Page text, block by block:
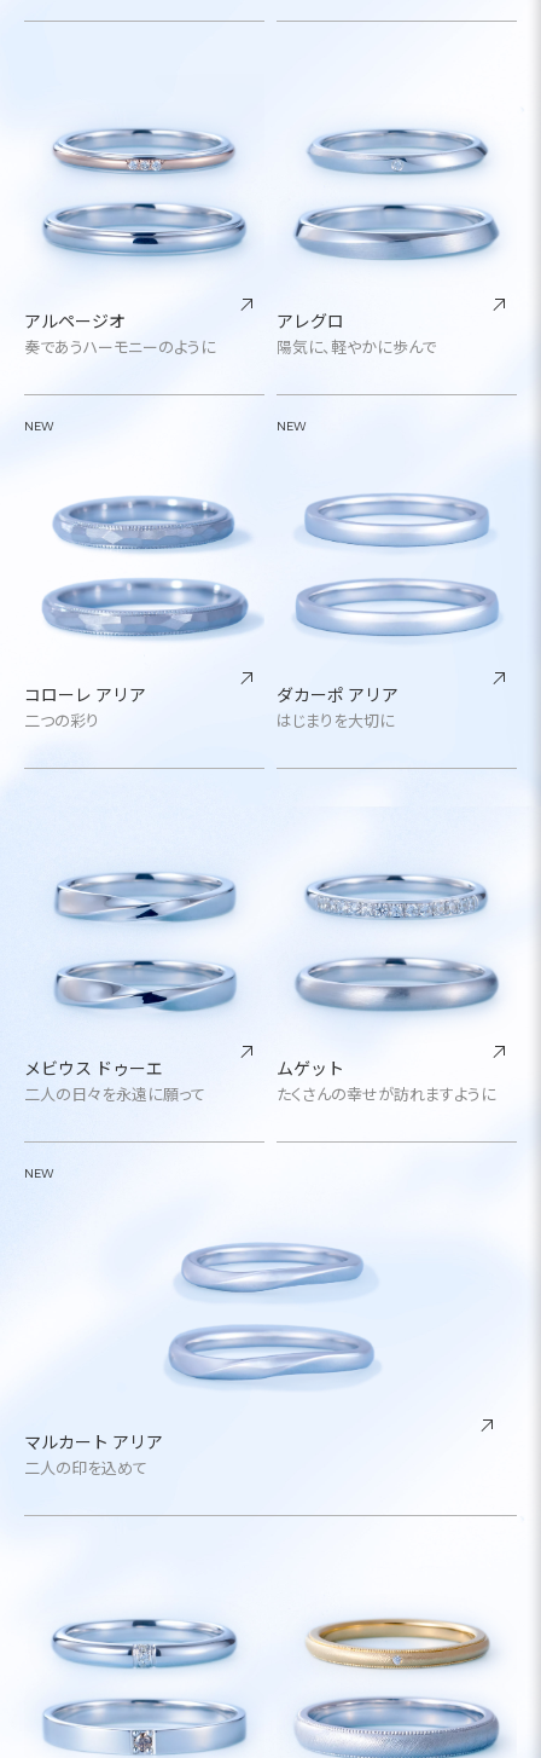
アルページオ
奏であうハーモニーのように
アレグロ
陽気に、軽やかに歩んで
コローレ アリア
二つの彩り
NEW
ダカーポ アリア
はじまりを大切に
NEW
メビウス ドゥーエ
二人の日々を永遠に願って
ムゲット
たくさんの幸せが訪れますように
マルカート アリア
二人の印を込めて
NEW